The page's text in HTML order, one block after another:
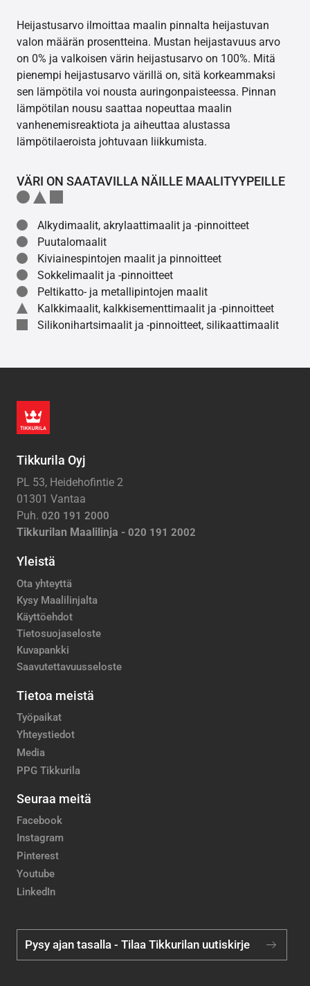
Heijastusarvo ilmoittaa maalin pinnalta heijastuvan
valon määrän prosentteina. Mustan heijastavuus arvo
on 0% ja valkoisen värin heijastusarvo on 100%. Mitä
pienempi heijastusarvo värillä on, sitä korkeammaksi
sen lämpötila voi nousta auringonpaisteessa. Pinnan
lämpötilan nousu saattaa nopeuttaa maalin
vanhenemisreaktiota ja aiheuttaa alustassa
lämpötilaeroista johtuvaan liikkumista.
VÄRI ON SAATAVILLA NÄILLE MAALITYYPEILLE
Alkydimaalit, akrylaattimaalit ja -pinnoitteet
Puutalomaalit
Kiviainespintojen maalit ja pinnoitteet
Sokkelimaalit ja -pinnoitteet
Peltikatto- ja metallipintojen maalit
Kalkkimaalit, kalkkisementtimaalit ja -pinnoitteet
Silikonihartsimaalit ja -pinnoitteet, silikaattimaalit
Tikkurila Oyj
PL 53, Heidehofintie 2
01301 Vantaa
Puh. 020 191 2000
Tikkurilan Maalilinja - 020 191 2002
Yleistä
Ota yhteyttä
Kysy Maalilinjalta
Käyttöehdot
Tietosuojaseloste
Kuvapankki
Saavutettavuusseloste
Tietoa meistä
Työpaikat
Yhteystiedot
Media
PPG Tikkurila
Seuraa meitä
Facebook
Instagram
Pinterest
Youtube
LinkedIn
Pysy ajan tasalla - Tilaa Tikkurilan uutiskirje